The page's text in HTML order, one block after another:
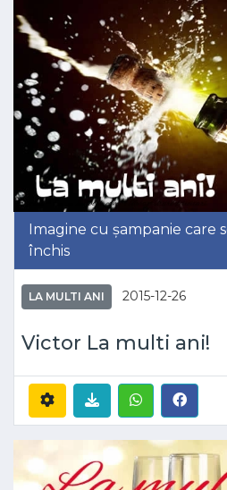
Imagine cu șampanie care
închis
LA MULTI ANI 2015-12-26
Victor La multi ani!